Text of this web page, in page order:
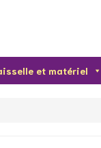
et matériel